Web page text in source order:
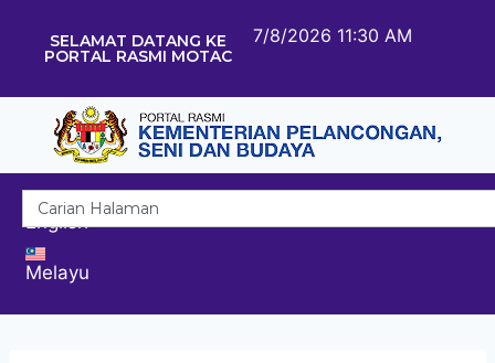
SELAMAT DATANG KE
PORTAL RASMI MOTAC
7/8/2026 11:30 AM
English
Melayu